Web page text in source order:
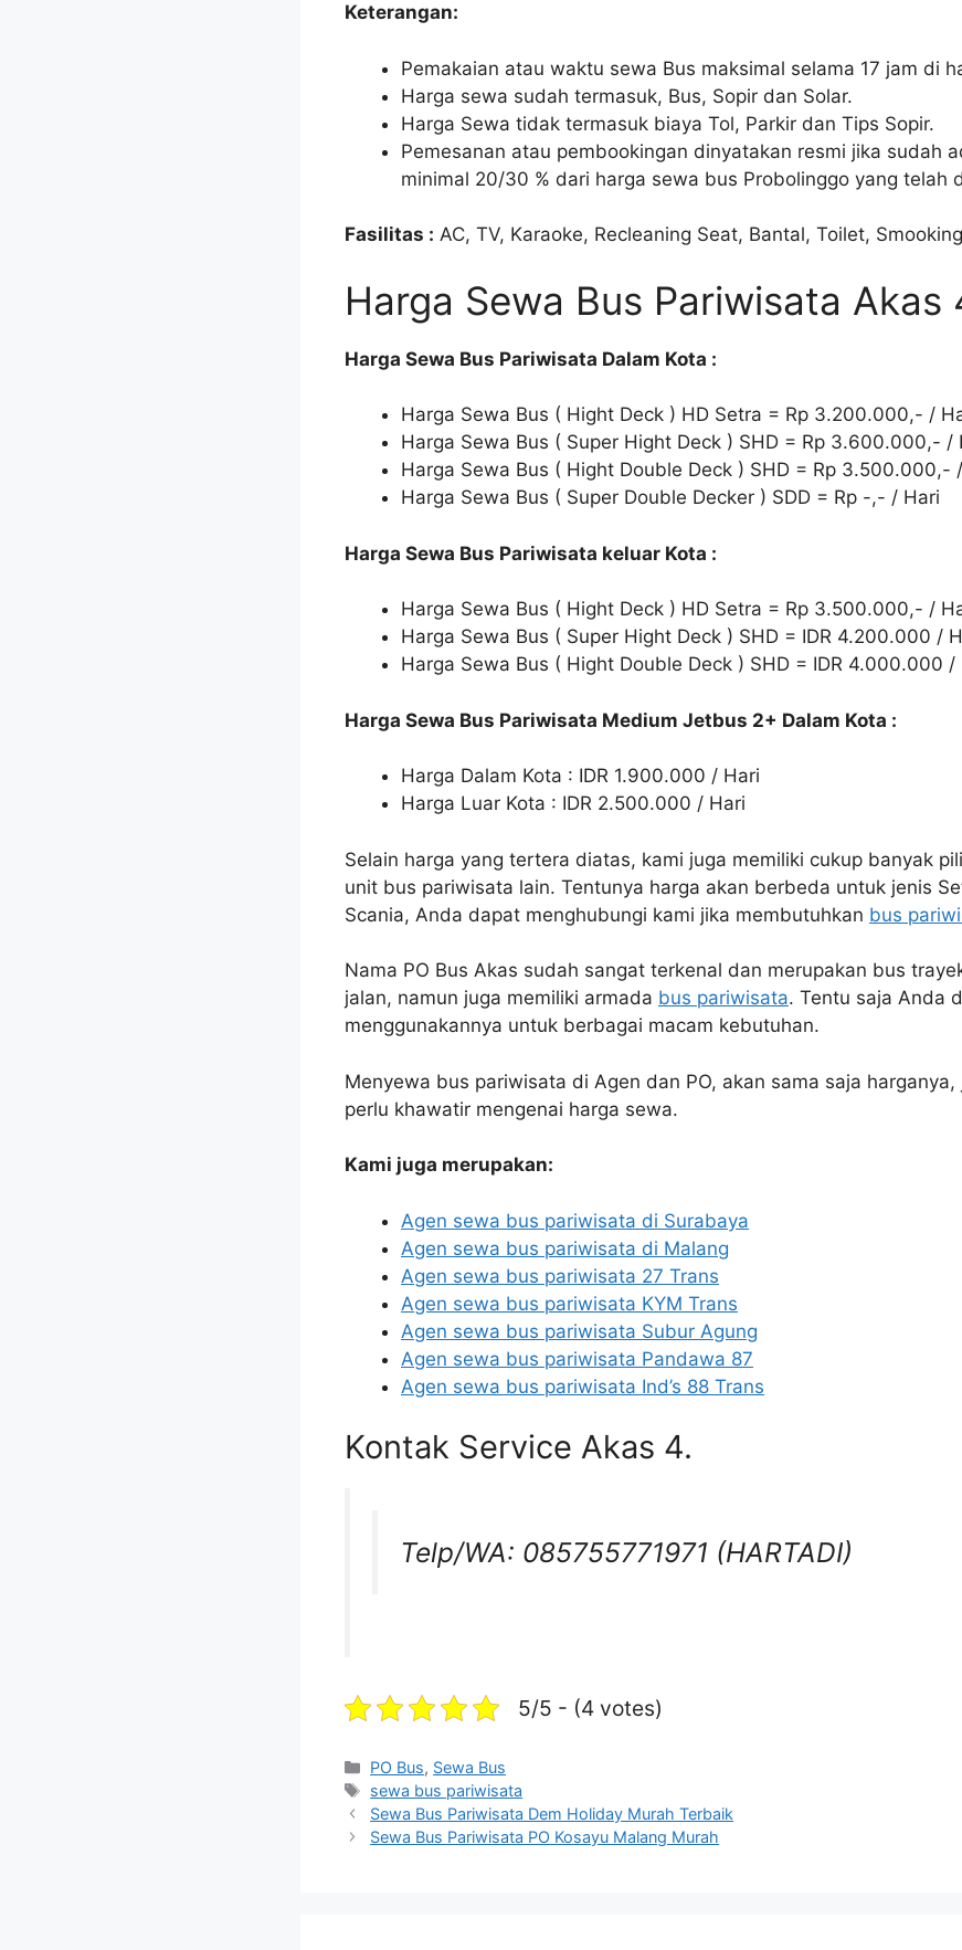
Keterangan:
Pemakaian atau waktu sewa Bus maksimal selama 17 jam di
Harga sewa sudah termasuk, Bus, Sopir dan Solar.
Harga Sewa tidak termasuk biaya Tol, Parkir dan Tips Sopir.
Pemesanan atau pembookingan dinyatakan resmi jika sudah
minimal 20/30 % dari harga sewa bus Probolinggo yang telah
Fasilitas : AC, TV, Karaoke, Recleaning Seat, Bantal, Toilet,
Harga Sewa Bus Pariwisata Akas
Harga Sewa Bus Pariwisata Dalam Kota :
Harga Sewa Bus ( Hight Deck ) HD Setra = Rp 3.200.000,- /
Harga Sewa Bus ( Super Hight Deck ) SHD = Rp 3.600.000,- /
Harga Sewa Bus ( Hight Double Deck ) SHD = Rp 3.500.000,-
Harga Sewa Bus ( Super Double Decker ) SDD = Rp -,- / Hari
Harga Sewa Bus Pariwisata keluar Kota :
Harga Sewa Bus ( Hight Deck ) HD Setra = Rp 3.500.000,- /
Harga Sewa Bus ( Super Hight Deck ) SHD = IDR 4.200.000 /
Harga Sewa Bus ( Hight Double Deck ) SHD = IDR 4.000.000 /
Harga Sewa Bus Pariwisata Medium Jetbus 2+ Dalam Kota :
Harga Dalam Kota : IDR 1.900.000 / Hari
Harga Luar Kota : IDR 2.500.000 / Hari
Selain harga yang tertera diatas, kami juga memiliki cukup banyak
unit bus pariwisata lain. Tentunya harga akan berbeda untuk jenis
Scania, Anda dapat menghubungi kami jika membutuhkan bus
Nama PO Bus Akas sudah sangat terkenal dan merupakan bus
jalan, namun juga memiliki armada bus pariwisata. Tentu saja Anda
menggunakannya untuk berbagai macam kebutuhan.
Menyewa bus pariwisata di Agen dan PO, akan sama saja
perlu khawatir mengenai harga sewa.
Kami juga merupakan:
Agen sewa bus pariwisata di Surabaya
Agen sewa bus pariwisata di Malang
Agen sewa bus pariwisata 27 Trans
Agen sewa bus pariwisata KYM Trans
Agen sewa bus pariwisata Subur Agung
Agen sewa bus pariwisata Pandawa 87
Agen sewa bus pariwisata Ind’s 88 Trans
Kontak Service Akas 4.
Telp/WA: 085755771971 (HARTADI)
5/5 - (4 votes)
Categories
PO Bus, Sewa Bus
Tags
sewa bus pariwisata
Sewa Bus Pariwisata Dem Holiday Murah Terbaik
Sewa Bus Pariwisata PO Kosayu Malang Murah